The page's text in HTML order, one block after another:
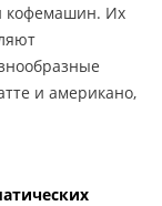
кофемашин. Их
и американо,